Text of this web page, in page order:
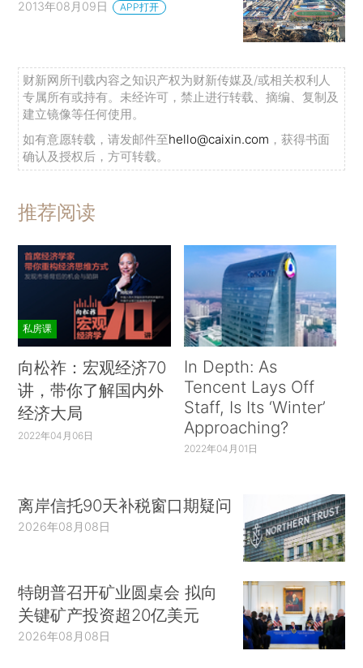
2013年08月09日 APP打开
财新网所刊载内容之知识产权为财新传媒及/或相关权利人
专属所有或持有。未经许可，禁止进行转载、摘编、复制及
建立镜像等任何使用。
如有意愿转载，请发邮件至hello@caixin.com ，获得书面
确认及授权后，方可转载。
推荐阅读
私房课
向松祚：宏观经济70
讲，带你了解国内外
经济大局
2022年04月06日
In Depth: As
Tencent Lays Off
Staff, Is Its ‘Winter’
Approaching?
2022年04月01日
离岸信托90天补税窗口期疑问
2026年08月08日
特朗普召开矿业圆桌会 拟向
关键矿产投资超20亿美元
2026年08月08日